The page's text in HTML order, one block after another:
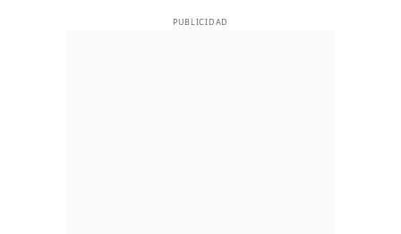
PUBLICIDAD